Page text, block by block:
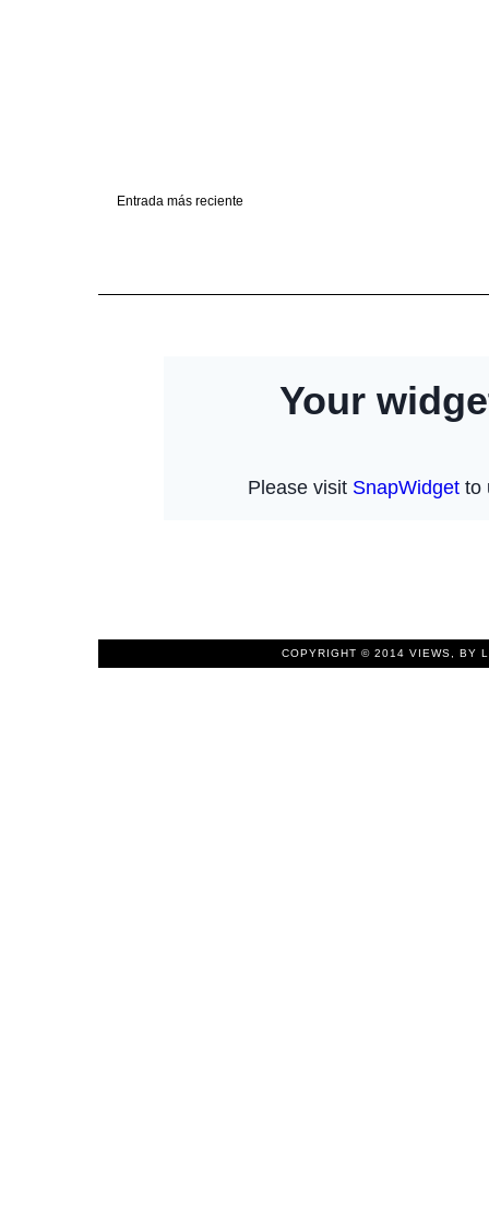
Entrada más reciente
COPYRIGHT © 2014 VIEWS, BY